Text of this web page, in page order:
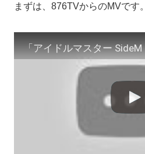
まずは、876TVからのMVです。